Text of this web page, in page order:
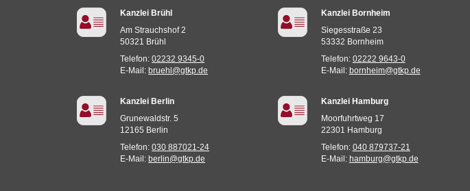
Kanzlei Brühl
Am Strauchshof 2
50321 Brühl
Telefon:02232 9345-0
E-Mail: bruehl@gtkp.de
Kanzlei Bornheim
Siegesstraße 23
53332 Bornheim
Telefon: 02222 9643-0
E-Mail: bornheim@gtkp.de
Kanzlei Berlin
Grunewaldstr. 5
12165 Berlin
Telefon:030 887021-24
E-Mail: berlin@gtkp.de
Kanzlei Hamburg
Moorfuhrtweg 17
22301 Hamburg
Telefon: 040 879737-21
E-Mail: hamburg@gtkp.de